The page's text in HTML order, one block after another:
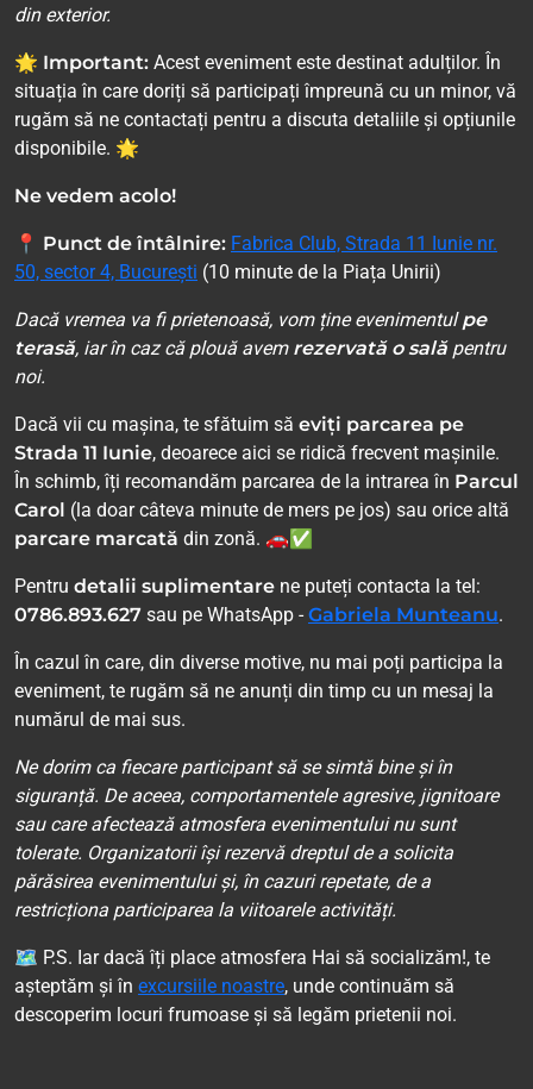
din exterior.
🌟 Important: Acest eveniment este destinat adulților. În
situația în care doriți să participați împreună cu un minor, vă
rugăm să ne contactați pentru a discuta detaliile și opțiunile
disponibile. 🌟
Ne vedem acolo!
📍 Punct de întâlnire: Fabrica Club, Strada 11 Iunie nr.
50, sector 4, București (10 minute de la Piața Unirii)
Dacă vremea va fi prietenoasă, vom ține evenimentulpe
terasă, iar în caz că plouă avem rezervată o salăpentru
noi.
Dacă vii cu mașina, te sfătuim să eviți parcarea pe
Strada 11 Iunie, deoarece aici se ridică frecvent mașinile.
În schimb, îți recomandăm parcarea de la intrarea în Parcul
Carol (la doar câteva minute de mers pe jos) sau orice altă
parcare marcată din zonă. 🚗✅
Pentru detalii suplimentare ne puteți contacta la tel:
0786.893.627 sau pe WhatsApp - Gabriela Munteanu.
În cazul în care, din diverse motive, nu mai poți participa la
eveniment, te rugăm să ne anunți din timp cu un mesaj la
numărul de mai sus.
Ne dorim ca fiecare participant să se simtă bine și în
siguranță. De aceea, comportamentele agresive, jignitoare
sau care afectează atmosfera evenimentului nu sunt
tolerate. Organizatorii își rezervă dreptul de a solicita
părăsirea evenimentului și, în cazuri repetate, de a
restricționa participarea la viitoarele activități.
🗺 P.S. Iar dacă îți place atmosfera Hai să socializăm!, te
așteptăm și în excursiile noastre, unde continuăm să
descoperim locuri frumoase și să legăm prietenii noi.